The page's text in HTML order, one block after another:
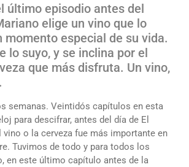
último episodio antes del
elige un vino que lo
momento especial de su vida.
lo suyo, y se inclina por el
que más disfruta. Un vino,
semanas. Veintidós capítulos en esta
para descifrar, antes del día de El
o la cerveza fue más importante en
Tuvimos de todo y para todos los
en este último capítulo antes de la